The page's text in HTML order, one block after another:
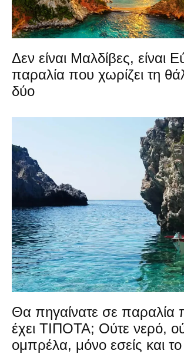
Δεν είναι Μαλδίβες, είναι
παραλία που χωρίζει τη
δύο
Θα πηγαίνατε σε παραλία
έχει ΤΙΠΟΤΑ; Ούτε νερό,
ομπρέλα, μόνο εσείς και το